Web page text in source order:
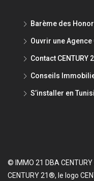
Barème des
Ouvrir une Agence
Contact CENTURY
Conseils
S’installer en
© IMMO 21 DBA
CENTURY 21®, le logo